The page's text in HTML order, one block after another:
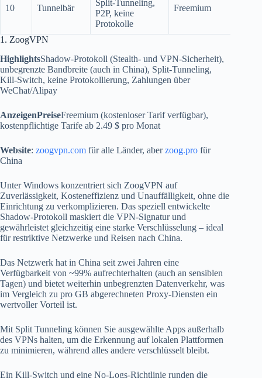
10 Tunnelbär
Split-Tunneling,
P2P, keine
Protokolle
Freemium
1. ZoogVPN
HighlightsShadow-Protokoll (Stealth- und VPN-Sicherheit),
unbegrenzte Bandbreite (auch in China), Split-Tunneling,
Kill-Switch, keine Protokollierung, Zahlungen über
WeChat/Alipay
AnzeigenPreiseFreemium (kostenloser Tarif verfügbar),
kostenpflichtige Tarife ab 2.49 $ pro Monat
Website: zoogvpn.com für alle Länder, aberzoog.pro für
China
Unter Windows konzentriert sich ZoogVPN auf
Zuverlässigkeit, Kosteneffizienz und Unauffälligkeit, ohne die
Einrichtung zu verkomplizieren. Das speziell entwickelte
Shadow-Protokoll maskiert die VPN-Signatur und
gewährleistet gleichzeitig eine starke Verschlüsselung – ideal
für restriktive Netzwerke und Reisen nach China.
Das Netzwerk hat in China seit zwei Jahren eine
Verfügbarkeit von ~99% aufrechterhalten (auch an sensiblen
Tagen) und bietet weiterhin unbegrenzten Datenverkehr, was
im Vergleich zu pro GB abgerechneten Proxy-Diensten ein
wertvoller Vorteil ist.
Mit Split Tunneling können Sie ausgewählte Apps außerhalb
des VPNs halten, um die Erkennung auf lokalen Plattformen
zu minimieren, während alles andere verschlüsselt bleibt.
Ein Kill-Switch und eine No-Logs-Richtlinie runden die